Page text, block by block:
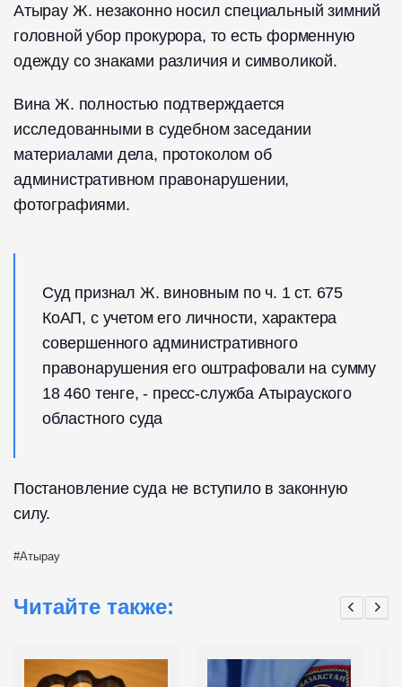
Атырау Ж. незаконно носил специальный зимний
головной убор прокурора, то есть форменную
одежду со знаками различия и символикой.
Вина Ж. полностью подтверждается
исследованными в судебном заседании
материалами дела, протоколом об
административном правонарушении,
фотографиями.
Суд признал Ж. виновным по ч. 1 ст. 675
КоАП, с учетом его личности, характера
совершенного административного
правонарушения его оштрафовали на сумму
18 460 тенге, - пресс-служба Атырауского
областного суда
Постановление суда не вступило в законную
силу.
Атырау
Читайте также: